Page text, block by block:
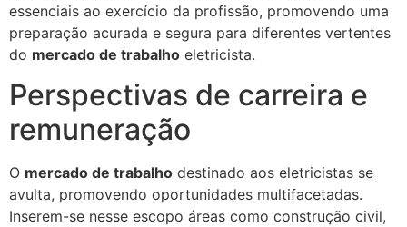
essenciais ao exercício da profissão, promovendo uma
preparação acurada e segura para diferentes vertentes
do mercado de trabalho eletricista.
Perspectivas de carreira e
remuneração
O mercado de trabalho destinado aos eletricistas se
avulta, promovendo oportunidades multifacetadas.
Inserem-se nesse escopo áreas como construção civil,